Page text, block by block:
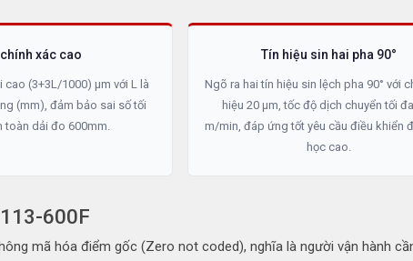
xác cao
cao (3+3L/1000) µm với L là
(mm), đảm bảo sai số tối
toàn dải đo 600mm.
Tín hiệu sin hai pha 90°
Ngõ ra hai tín hiệu sin lệch pha 90° với
hiệu 20 µm, tốc độ dịch chuyển tối
m/min, đáp ứng tốt yêu cầu điều khiển
học cao.
600F
mã hóa điểm gốc (Zero not coded), nghĩa là người vận hành